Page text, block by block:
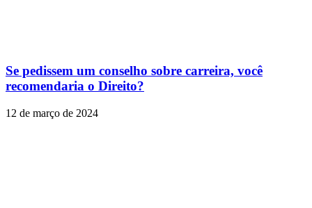
Se pedissem um conselho sobre carreira, você
recomendaria o Direito?
12 de março de 2024